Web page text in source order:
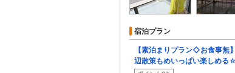
宿泊プラン
【素泊まりプラン◇お食事無
辺散策もめいっぱい楽しめる☆